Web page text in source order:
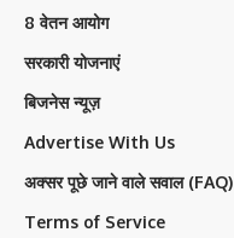
8 वेतन आयोग
सरकारी योजनाएं
बिजनेस न्यूज़
Advertise With Us
अक्सर पूछे जाने वाले सवाल (FAQ)
Terms of Service